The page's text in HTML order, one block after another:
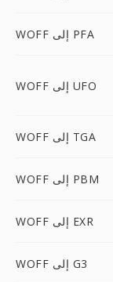
WOFF إلى PFA
WOFF إلى UFO
WOFF إلى TGA
WOFF إلى PBM
WOFF إلى EXR
WOFF إلى G3